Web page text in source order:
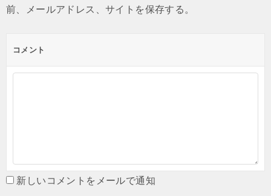
前、メールアドレス、サイトを保存する。
コメント
新しいコメントをメールで通知